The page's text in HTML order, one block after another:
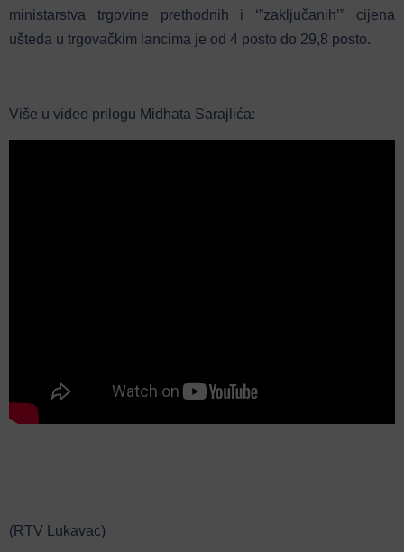
ministarstva trgovine prethodnih i ‘”zaključanih’” cijena
ušteda u trgovačkim lancima je od 4 posto do 29,8 posto.
Više u video prilogu Midhata Sarajlića:
(RTV Lukavac)